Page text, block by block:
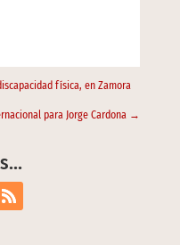
física, en Zamora
para Jorge Cardona →